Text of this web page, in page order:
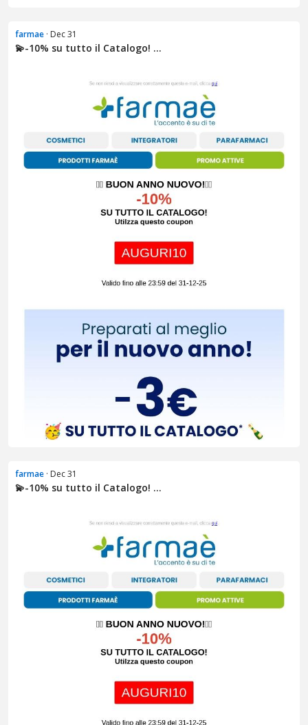
farmae · Dec 31
💫​​​-10% su tutto il Catalogo! ...
farmae · Dec 31
💫​​​-10% su tutto il Catalogo! ...